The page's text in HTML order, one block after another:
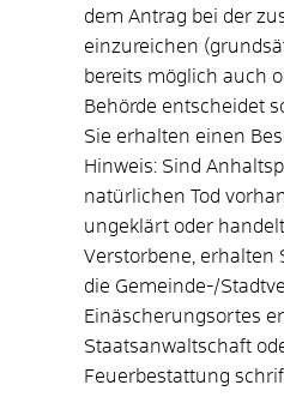
dem Antrag bei der
einzureichen
bereits möglich auch
Behörde entscheidet
Sie erhalten einen
Hinweis: Sind
natürlichen Tod
ungeklärt oder
Verstorbene, erhalten
die Gemeinde-/
Einäscherungsortes
Staatsanwaltschaft
Feuerbestattung